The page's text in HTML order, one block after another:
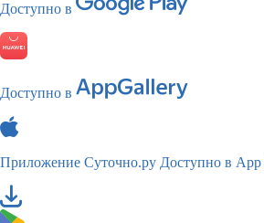
Доступно в
Доступно в
Приложение Суточно.ру Доступно в App